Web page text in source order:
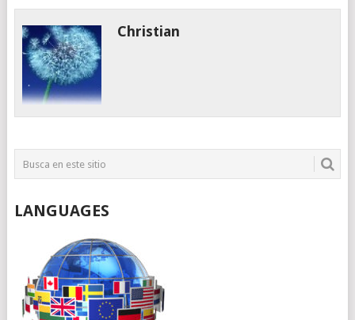
Christian
LANGUAGES